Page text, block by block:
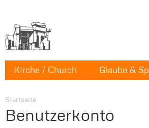
Kirche / Church Glaube &
Startseite
Benutzerkonto